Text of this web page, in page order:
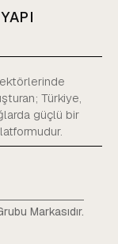
Türkiye,
güçlü bir
Markasıdır.